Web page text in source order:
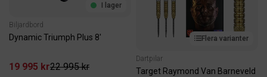
I lager
Biljardbord
Dynamic Triumph Plus 8'
19 995 kr22 995 kr
Flera varianter
Dartpilar
Target Raymond Van Barneveld